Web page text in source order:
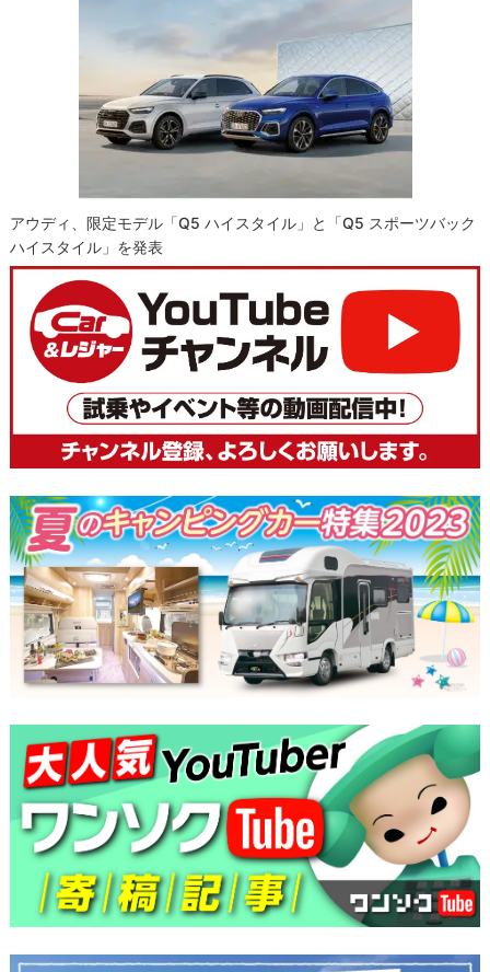
アウディ、限定モデル「Q5 ハイスタイル」と「Q5 スポーツバック
ハイスタイル」を発表